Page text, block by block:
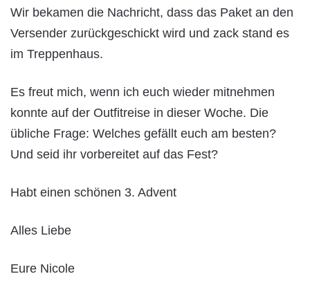
Wir bekamen die Nachricht, dass das Paket an den
Versender zurückgeschickt wird und zack stand es
im Treppenhaus.
Es freut mich, wenn ich euch wieder mitnehmen
konnte auf der Outfitreise in dieser Woche. Die
übliche Frage: Welches gefällt euch am besten?
Und seid ihr vorbereitet auf das Fest?
Habt einen schönen 3. Advent
Alles Liebe
Eure Nicole